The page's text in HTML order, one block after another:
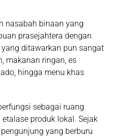
nasabah binaan yang
prasejahtera dengan
ditawarkan pun sangat
makanan ringan, es
hingga menu khas
sebagai ruang
produk lokal. Sejak
yang berburu